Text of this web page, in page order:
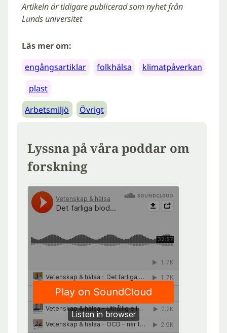
Artikeln är tidigare publicerad som nyhet från
Lunds universitet
Läs mer om:
engångsartiklar
folkhälsa
klimatpåverkan
plast
Arbetsmiljö
Övrigt
Lyssna på våra poddar om
forskning